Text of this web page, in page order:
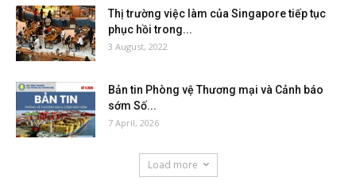
Thị trường việc làm của Singapore tiếp tục
phục hồi trong...
3 August, 2022
Bản tin Phòng vệ Thương mại và Cảnh báo
sớm Số...
7 April, 2026
Load more